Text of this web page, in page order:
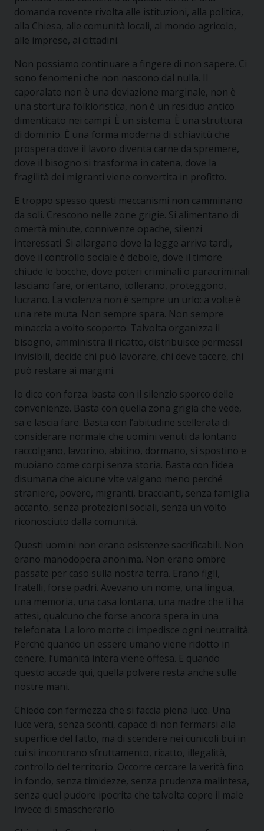
domanda rovente rivolta alle istituzioni, alla politica,
alla Chiesa, alle comunità locali, al mondo agricolo,
alle imprese, ai cittadini.
Non possiamo continuare a fingere di non sapere. Ci
sono fenomeni che non nascono dal nulla. Il
caporalato non è una deviazione marginale, non è
una stortura folkloristica, non è un residuo antico
dimenticato nei campi. È un sistema. È una struttura
di dominio. È una forma moderna di schiavitù che
prospera dove il lavoro diventa carne da spremere,
dove il bisogno si trasforma in catena, dove la
fragilità dei migranti viene convertita in profitto.
E troppo spesso questi meccanismi non camminano
da soli. Crescono nelle zone grigie. Si alimentano di
omertà minute, connivenze opache, silenzi
interessati. Si allargano dove la legge arriva tardi,
dove il controllo sociale è debole, dove il timore
chiude le bocche, dove poteri criminali o paracriminali
lasciano fare, orientano, tollerano, proteggono,
lucrano. La violenza non è sempre un urlo: a volte è
una rete muta. Non sempre spara. Non sempre
minaccia a volto scoperto. Talvolta organizza il
bisogno, amministra il ricatto, distribuisce permessi
invisibili, decide chi può lavorare, chi deve tacere, chi
può restare ai margini.
Io dico con forza: basta con il silenzio sporco delle
convenienze. Basta con quella zona grigia che vede,
sa e lascia fare. Basta con l’abitudine scellerata di
considerare normale che uomini venuti da lontano
raccolgano, lavorino, abitino, dormano, si spostino e
muoiano come corpi senza storia. Basta con l’idea
disumana che alcune vite valgano meno perché
straniere, povere, migranti, braccianti, senza famiglia
accanto, senza protezioni sociali, senza un volto
riconosciuto dalla comunità.
Questi uomini non erano esistenze sacrificabili. Non
erano manodopera anonima. Non erano ombre
passate per caso sulla nostra terra. Erano figli,
fratelli, forse padri. Avevano un nome, una lingua,
una memoria, una casa lontana, una madre che li ha
attesi, qualcuno che forse ancora spera in una
telefonata. La loro morte ci impedisce ogni neutralità.
Perché quando un essere umano viene ridotto in
cenere, l’umanità intera viene offesa. E quando
questo accade qui, quella polvere resta anche sulle
nostre mani.
Chiedo con fermezza che si faccia piena luce. Una
luce vera, senza sconti, capace di non fermarsi alla
superficie del fatto, ma di scendere nei cunicoli bui in
cui si incontrano sfruttamento, ricatto, illegalità,
controllo del territorio. Occorre cercare la verità fino
in fondo, senza timidezze, senza prudenza malintesa,
senza quel pudore ipocrita che talvolta copre il male
invece di smascherarlo.